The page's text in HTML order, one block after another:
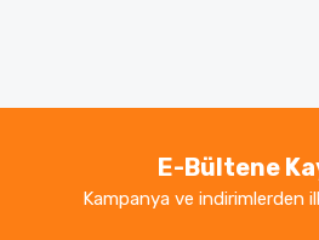
Ürün resmi kalitesiz, bozuk
Ürün açıklamasında eksik
E-Bültene
Kampanya ve indirimlerden